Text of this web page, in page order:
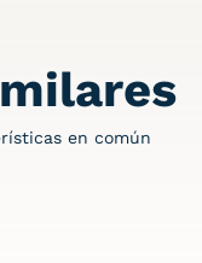
en común